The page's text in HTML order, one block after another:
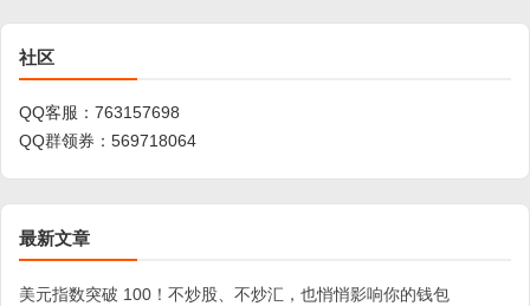
社区
QQ客服： 763157698
QQ群领券： 569718064
最新文章
美元指数突破 100！不炒股、不炒汇，也悄悄影响你的钱包